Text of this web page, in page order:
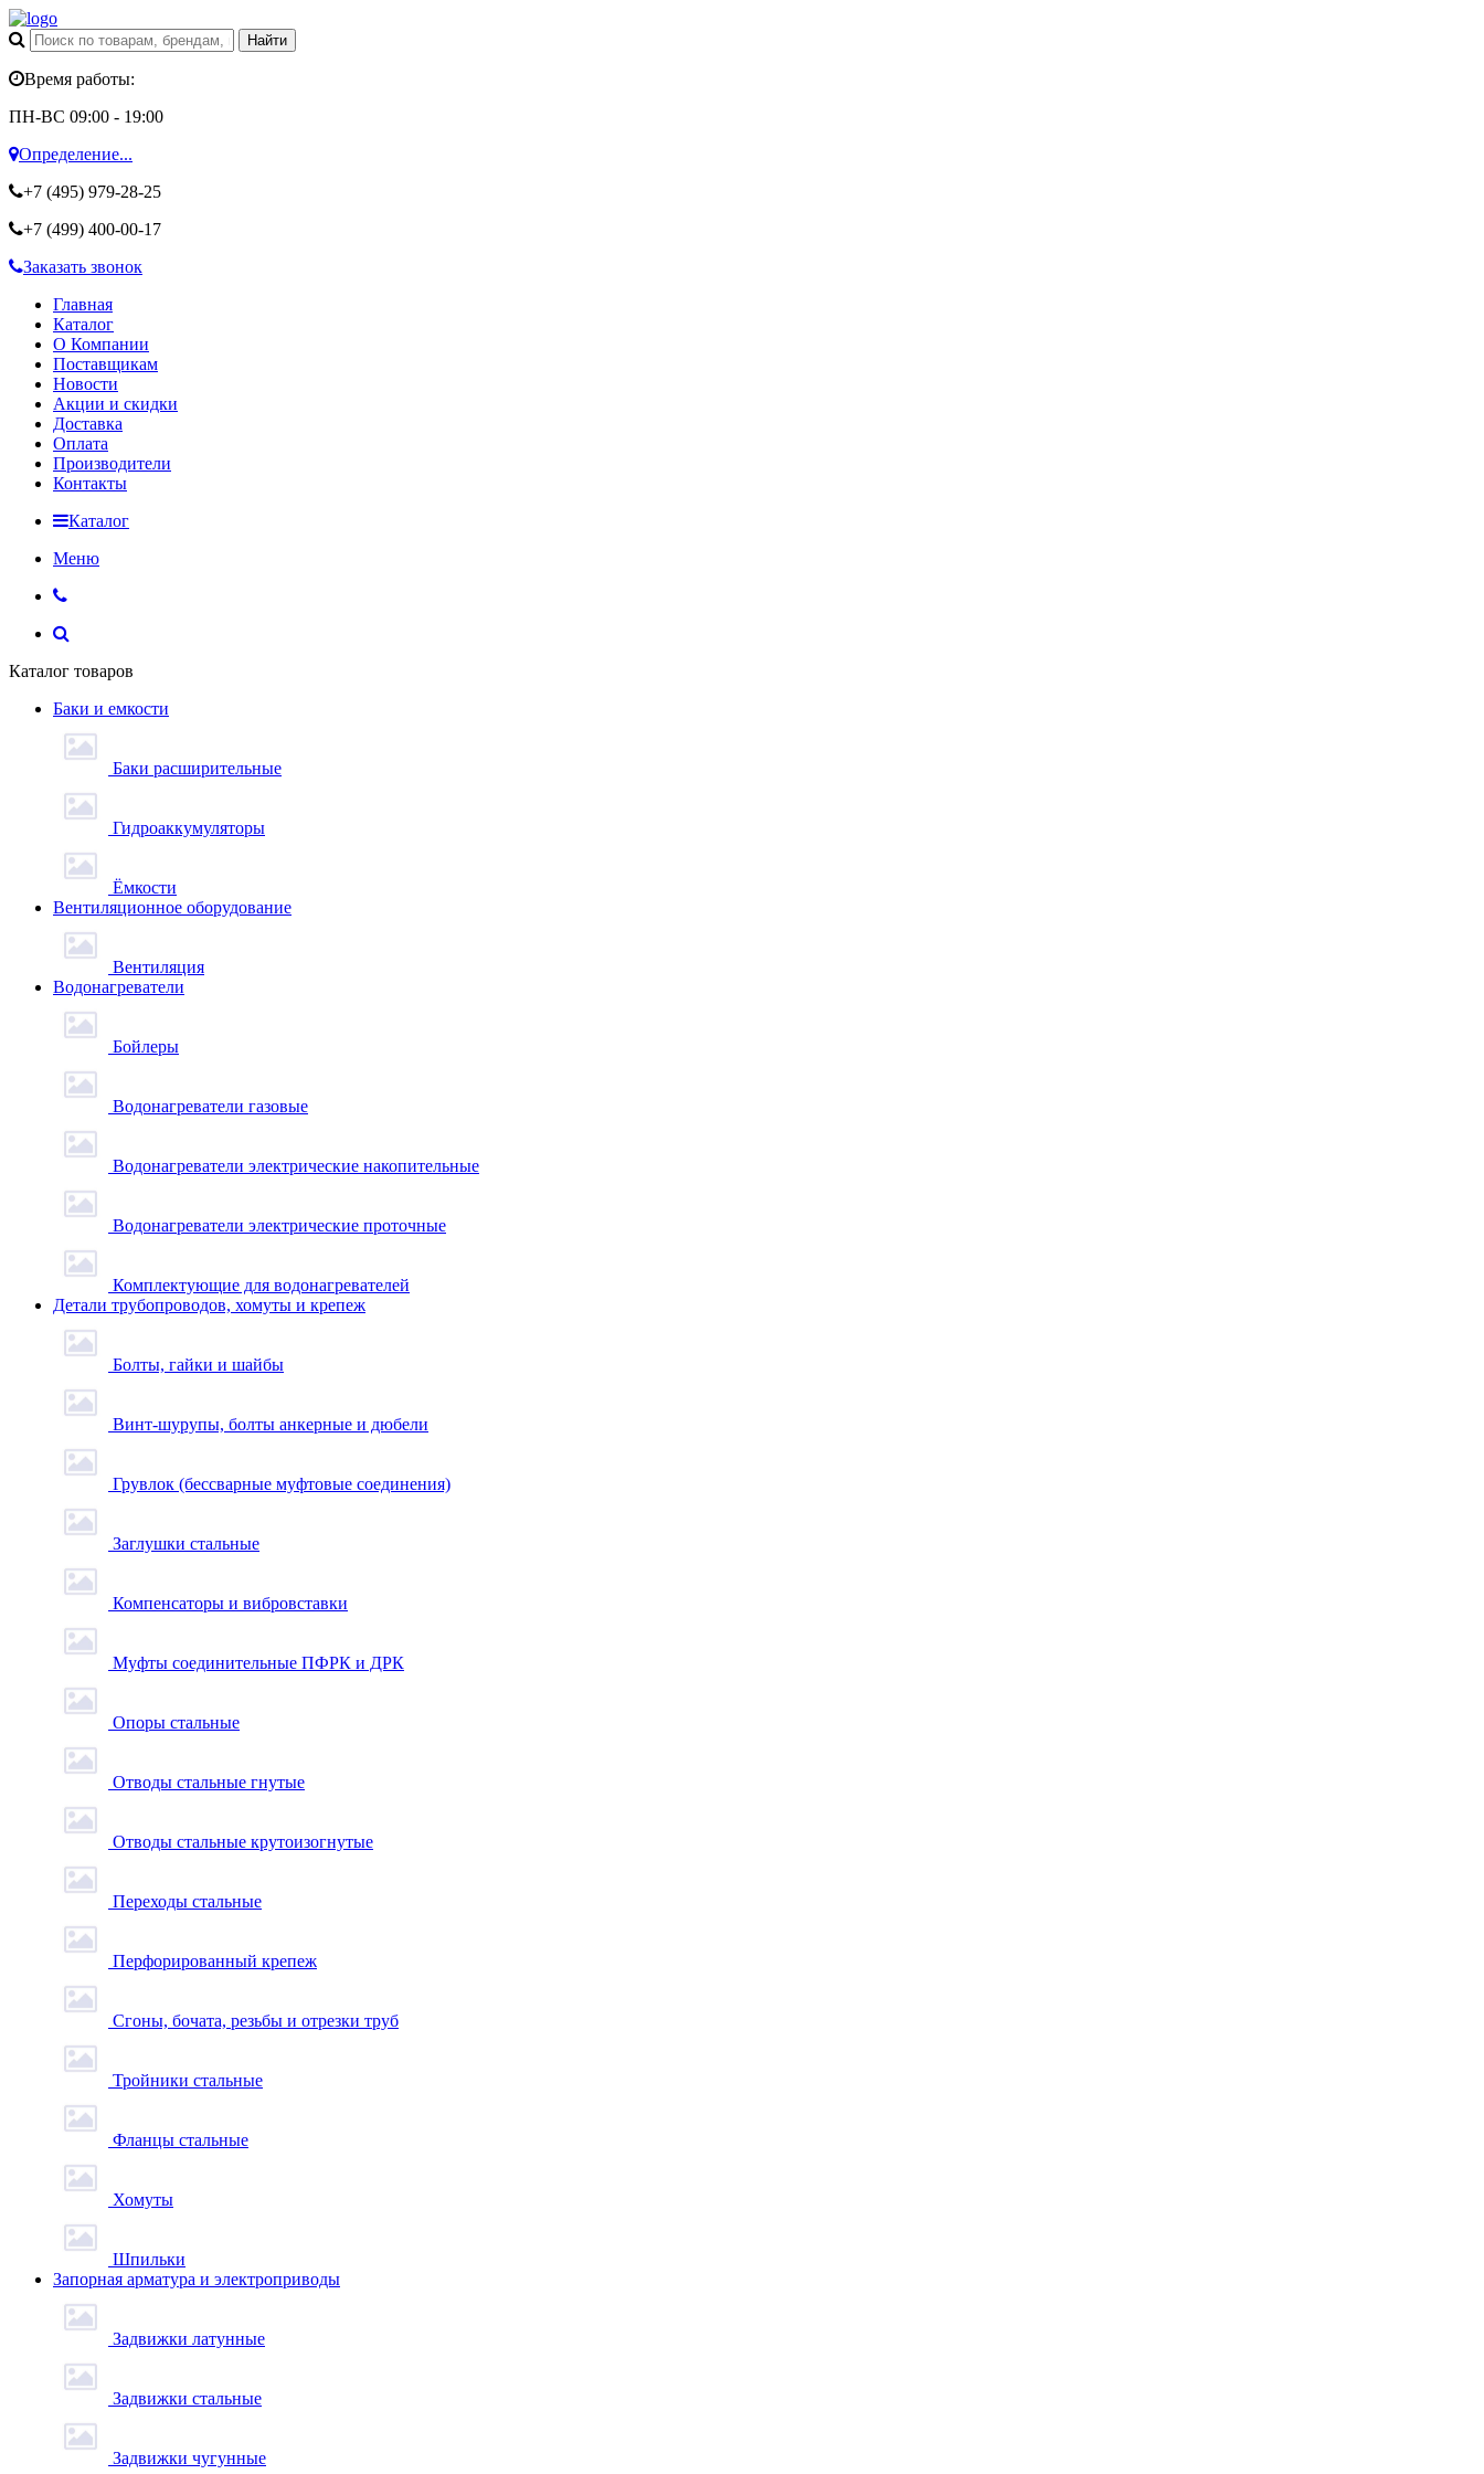
Время работы:
ПН-ВС 09:00 - 19:00
Определение...
+7 (495) 979-28-25
+7 (499) 400-00-17
Заказать звонок
Главная
Каталог
О Компании
Поставщикам
Новости
Акции и скидки
Доставка
Оплата
Производители
Контакты
Каталог
Меню
Каталог товаров
Баки и емкости
Баки расширительные
Гидроаккумуляторы
Ёмкости
Вентиляционное оборудование
Вентиляция
Водонагреватели
Бойлеры
Водонагреватели газовые
Водонагреватели электрические накопительные
Водонагреватели электрические проточные
Комплектующие для водонагревателей
Детали трубопроводов, хомуты и крепеж
Болты, гайки и шайбы
Винт-шурупы, болты анкерные и дюбели
Грувлок (бессварные муфтовые соединения)
Заглушки стальные
Компенсаторы и вибровставки
Муфты соединительные ПФРК и ДРК
Опоры стальные
Отводы стальные гнутые
Отводы стальные крутоизогнутые
Переходы стальные
Перфорированный крепеж
Сгоны, бочата, резьбы и отрезки труб
Тройники стальные
Фланцы стальные
Хомуты
Шпильки
Запорная арматура и электроприводы
Задвижки латунные
Задвижки стальные
Задвижки чугунные